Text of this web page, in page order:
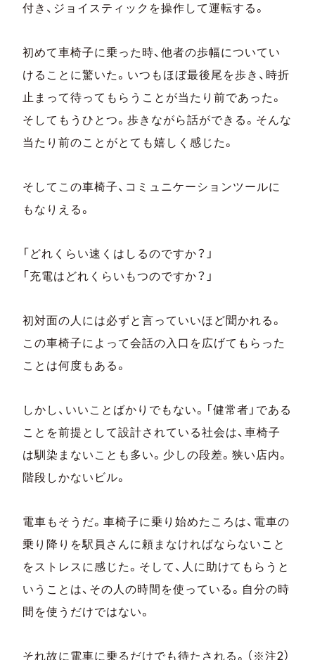
付き、ジョイスティックを操作して運転する。
初めて車椅子に乗った時、他者の歩幅についてい
けることに驚いた。いつもほぼ最後尾を歩き、時折
止まって待ってもらうことが当たり前であった。
そしてもうひとつ。歩きながら話ができる。そんな
当たり前のことがとても嬉しく感じた。
そしてこの車椅子、コミュニケーションツールに
もなりえる。
「どれくらい速くはしるのですか？」
「充電はどれくらいもつのですか？」
初対面の人には必ずと言っていいほど聞かれる。
この車椅子によって会話の入口を広げてもらった
ことは何度もある。
しかし、いいことばかりでもない。「健常者」である
ことを前提として設計されている社会は、車椅子
は馴染まないことも多い。少しの段差。狭い店内。
階段しかないビル。
電車もそうだ。車椅子に乗り始めたころは、電車の
乗り降りを駅員さんに頼まなければならないこと
をストレスに感じた。そして、人に助けてもらうと
いうことは、その人の時間を使っている。自分の時
間を使うだけではない。
それ故に電車に乗るだけでも待たされる。（※注2）